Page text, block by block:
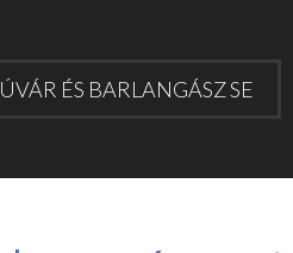
ÉS BARLANGÁSZ SE